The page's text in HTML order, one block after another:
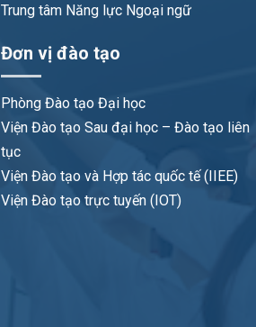
Trung tâm Năng lực Ngoại ngữ
Đơn vị đào tạo
Phòng Đào tạo Đại học
Viện Đào tạo Sau đại học – Đào tạo liên
tục
Viện Đào tạo và Hợp tác quốc tế (IIEE)
Viện Đào tạo trực tuyến (IOT)